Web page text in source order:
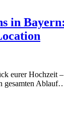
in
eurer Hochzeit
gesamten